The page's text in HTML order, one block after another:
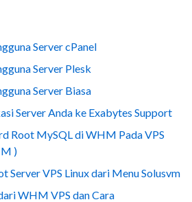
Server cPanel
Server Plesk
Server Biasa
Server Anda ke Exabytes Support
Root MySQL di WHM Pada VPS
)
Server VPS Linux dari Menu Solusvm
WHM VPS dan Cara